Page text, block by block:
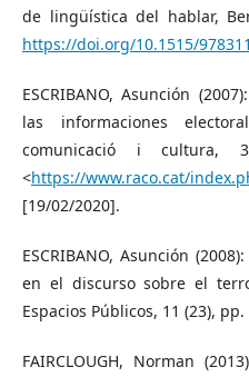
de lingüística del hablar,
https://doi.org/10.1515/
ESCRIBANO, Asunción
las informaciones
comunicació i cultura,
<https://www.raco.cat/
[19/02/2020].
ESCRIBANO, Asunción
en el discurso sobre el
Espacios Públicos, 11 (23), pp.
FAIRCLOUGH, Norman